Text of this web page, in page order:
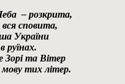
– розкрита,
сповита,
України
руїнах.
та Вітер
тих літер.